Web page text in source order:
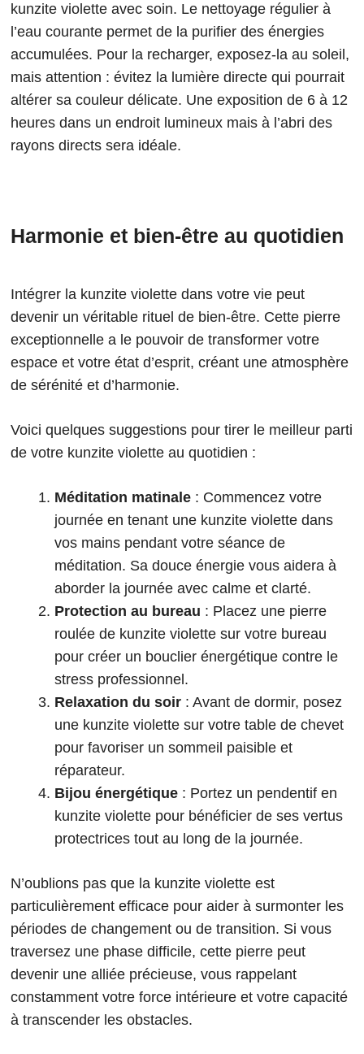
kunzite violette avec soin. Le nettoyage régulier à
l’eau courante permet de la purifier des énergies
accumulées. Pour la recharger, exposez-la au soleil,
mais attention : évitez la lumière directe qui pourrait
altérer sa couleur délicate. Une exposition de 6 à 12
heures dans un endroit lumineux mais à l’abri des
rayons directs sera idéale.
Harmonie et bien-être au quotidien
Intégrer la kunzite violette dans votre vie peut
devenir un véritable rituel de bien-être. Cette pierre
exceptionnelle a le pouvoir de transformer votre
espace et votre état d’esprit, créant une atmosphère
de sérénité et d’harmonie.
Voici quelques suggestions pour tirer le meilleur parti
de votre kunzite violette au quotidien :
Méditation matinale : Commencez votre
journée en tenant une kunzite violette dans
vos mains pendant votre séance de
méditation. Sa douce énergie vous aidera à
aborder la journée avec calme et clarté.
Protection au bureau : Placez une pierre
roulée de kunzite violette sur votre bureau
pour créer un bouclier énergétique contre le
stress professionnel.
Relaxation du soir : Avant de dormir, posez
une kunzite violette sur votre table de chevet
pour favoriser un sommeil paisible et
réparateur.
Bijou énergétique : Portez un pendentif en
kunzite violette pour bénéficier de ses vertus
protectrices tout au long de la journée.
N’oublions pas que la kunzite violette est
particulièrement efficace pour aider à surmonter les
périodes de changement ou de transition. Si vous
traversez une phase difficile, cette pierre peut
devenir une alliée précieuse, vous rappelant
constamment votre force intérieure et votre capacité
à transcender les obstacles.